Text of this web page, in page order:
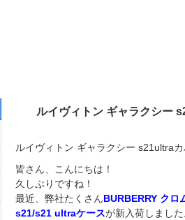
ルイヴィトン ギャラクシー
ルイヴィトン ギャラクシー s21ultra
皆さん、こんにちは！
久しぶりですね！
最近、弊社たくさんBURBERRY クロ
s21/s21 ultraケースが新入荷しました